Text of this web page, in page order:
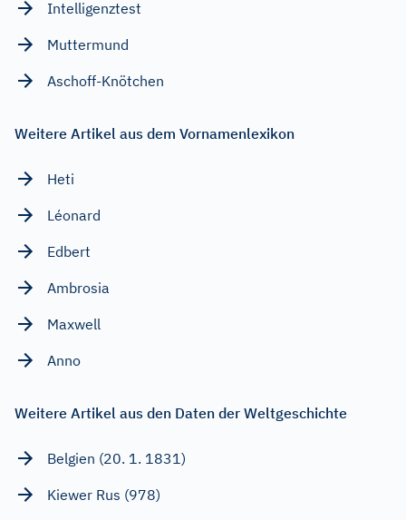
Intelligenztest
Muttermund
Aschoff-Knötchen
Weitere Artikel aus dem Vornamenlexikon
Heti
Léonard
Edbert
Ambrosia
Maxwell
Anno
Weitere Artikel aus den Daten der Weltgeschichte
Belgien (20. 1. 1831)
Kiewer Rus (978)